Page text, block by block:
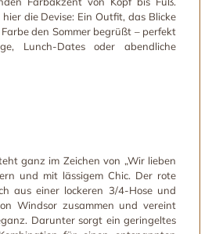
die Devise: Ein Outfit, das Blicke
den Sommer begrüßt – perfekt
Lunch-Dates oder abendliche
ganz im Zeichen von „Wir lieben
und mit lässigem Chic. Der rote
aus einer lockeren 3/4-Hose und
Windsor zusammen und vereint
Darunter sorgt ein geringeltes